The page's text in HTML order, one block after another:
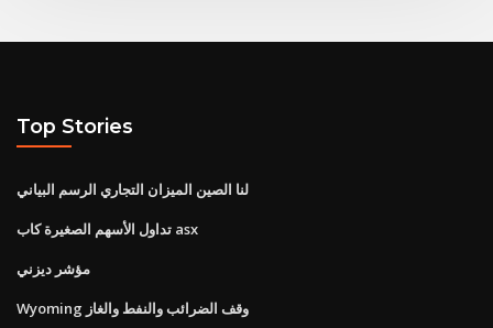
Top Stories
لنا الصين الميزان التجاري الرسم البياني
تداول الأسهم الصغيرة كاب asx
مؤشر ديزني
Wyoming وقف الضرائب والنفط والغاز